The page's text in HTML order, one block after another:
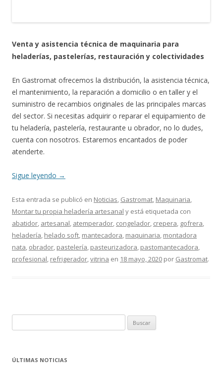
Venta y asistencia técnica de maquinaria para
heladerías, pastelerías, restauración y colectividades
En Gastromat ofrecemos la distribución, la asistencia técnica,
el mantenimiento, la reparación a domicilio o en taller y el
suministro de recambios originales de las principales marcas
del sector. Si necesitas adquirir o reparar el equipamiento de
tu heladería, pastelería, restaurante u obrador, no lo dudes,
cuenta con nosotros. Estaremos encantados de poder
atenderte.
Sigue leyendo →
Esta entrada se publicó en Noticias, Gastromat, Maquinaria,
Montar tu propia heladería artesanal y está etiquetada con
abatidor, artesanal, atemperador, congelador, crepera, gofrera,
heladería, helado soft, mantecadora, maquinaria, montadora
nata, obrador, pastelería, pasteurizadora, pastomantecadora,
profesional, refrigerador,vitrina en 18 mayo, 2020 por Gastromat.
u
c
ÚLTIMAS NOTICIAS